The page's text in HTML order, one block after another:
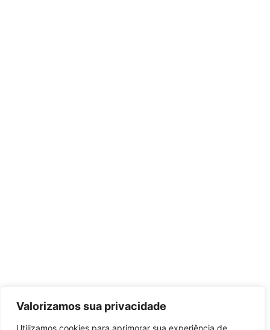
Valorizamos sua privacidade
Utilizamos cookies para aprimorar sua experiência de